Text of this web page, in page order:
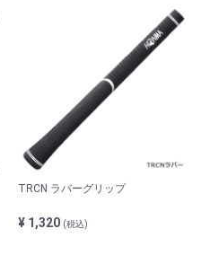
TRCN ラバーグリップ
¥ 1,320 (税込)